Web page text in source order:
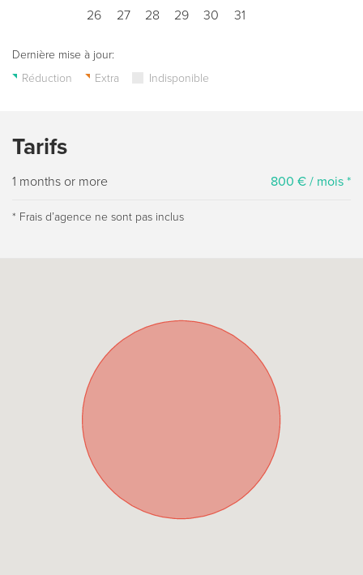
26
27 28 29 30 31
Dernière mise à jour:
Réduction
Extra Indisponible
Tarifs
1 months or more 800 € / mois *
* Frais dʼagence ne sont pas inclus